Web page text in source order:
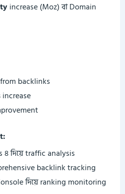
increase (Moz) বা Domain
from backlinks
increase
দিয়ে traffic analysis
backlink tracking
দিয়ে ranking monitoring